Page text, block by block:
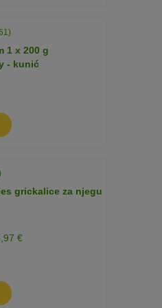
1 x 200 g
- kunić
grickalice za njegu
€